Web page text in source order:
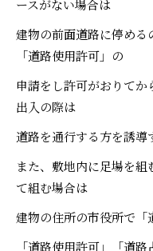
ースがない場合は
建物の前面道路に停める
「道路使用許可」の
申請をし許可がおりて
出入の際は
道路を通行する方を誘導
また、敷地内に足場を
て組む場合は
建物の住所の市役所で「
「道路使用許可」「道